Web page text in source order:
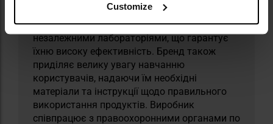
Customize
Продукти Sabre, особливо перцевий
балончик, регулярно тестуються
незалежними лабораторіями, що гарантує
їхню високу ефективність. Бренд також
приділяє велику увагу навчанню
користувачів, надаючи їм необхідні
матеріали та інструкції щодо правильного
використання продуктів. Виробник
співпрацює з правоохоронними органами по